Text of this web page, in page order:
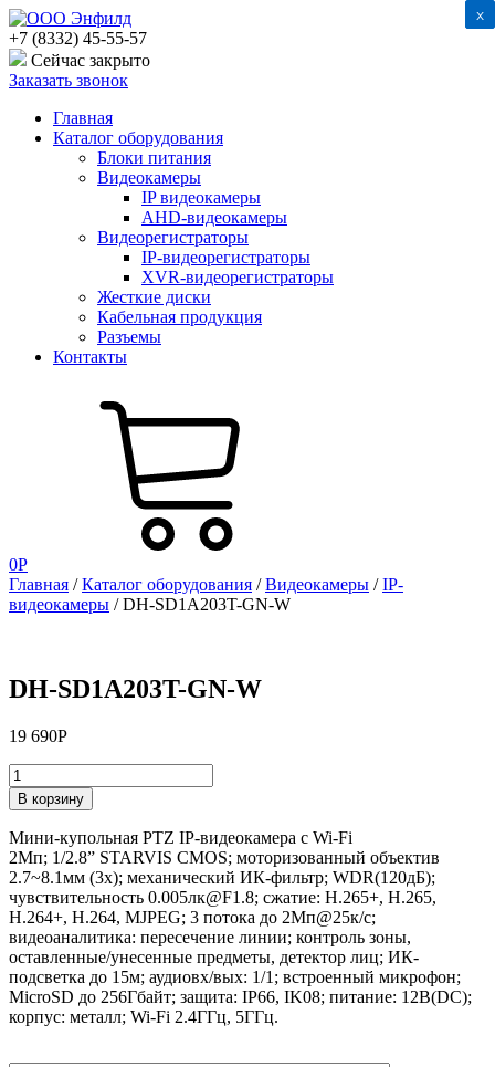
+7 (8332) 45-55-57
Сейчас закрыто
Заказать звонок
Главная
Каталог оборудования
Блоки питания
Видеокамеры
IP видеокамеры
AHD-видеокамеры
Видеорегистраторы
IP-видеорегистраторы
XVR-видеорегистраторы
Жесткие диски
Кабельная продукция
Разъемы
Контакты
0Р
Главная /Каталог оборудования /Видеокамеры /IP-
видеокамеры / DH-SD1A203T-GN-W
DH-SD1A203T-GN-W
19 690Р
DH-
SD1A203T-
W
quantity
В корзину
Мини-купольная PTZ IP-видеокамера с Wi-Fi
2Мп; 1/2.8” STARVIS CMOS; моторизованный объектив
2.7~8.1мм (3x); механический ИК-фильтр; WDR(120дБ);
чувствительность 0.005лк@F1.8; сжатие: H.265+, H.265,
H.264+, H.264, MJPEG; 3 потока до 2Мп@25к/с;
видеоаналитика: пересечение линии; контроль зоны,
оставленные/унесенные предметы, детектор лиц; ИК-
подсветка до 15м; аудиовх/вых: 1/1; встроенный микрофон;
MicroSD до 256Гбайт; защита: IP66, IK08; питание: 12В(DC);
корпус: металл; Wi-Fi 2.4ГГц, 5ГГц.
x
x